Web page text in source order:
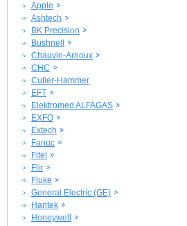
Apple
Ashtech
BK Precision
Bushnell
Chauvin-Arnoux
CHC
Cutler-Hammer
EFT
Elektromed ALFAGAS
EXFO
Extech
Fanuc
Fitel
Flir
Fluke
General Electric (GE)
Hantek
Honeywell